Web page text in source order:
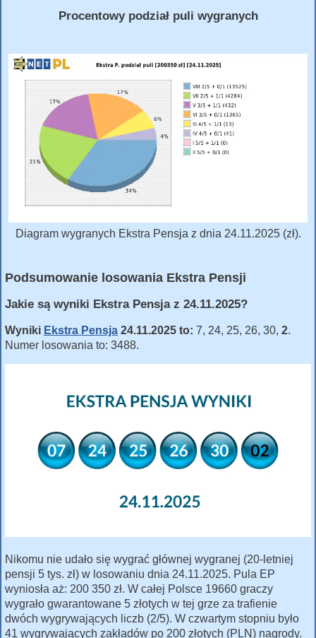
Procentowy podział puli wygranych
Diagram wygranych Ekstra Pensja z dnia 24.11.2025 (zł).
Podsumowanie losowania Ekstra Pensji
Jakie są wyniki Ekstra Pensja z 24.11.2025?
Wyniki Ekstra Pensja 24.11.2025 to: 7, 24, 25, 26, 30, 2.
Numer losowania to: 3488.
Nikomu nie udało się wygrać głównej wygranej (20-letniej
pensji 5 tys. zł) w losowaniu dnia 24.11.2025. Pula EP
wyniosła aż: 200 350 zł. W całej Polsce 19660 graczy
wygrało gwarantowane 5 złotych w tej grze za trafienie
dwóch wygrywających liczb (2/5). W czwartym stopniu było
41 wygrywających zakładów po 200 złotych (PLN) nagrody.